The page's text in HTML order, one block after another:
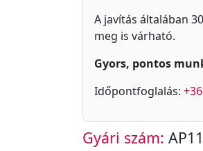
A javítás általában
meg is várható.
Gyors, pontos
Időpontfoglalás:
Gyári szám: